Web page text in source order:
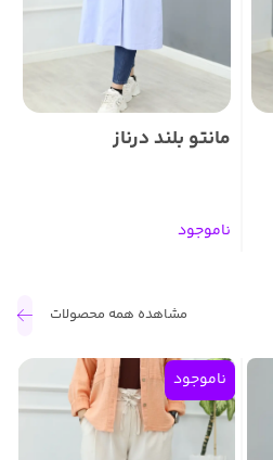
مانتو بلند درناز
ناموجود
مشاهده همه محصولات
ناموجود